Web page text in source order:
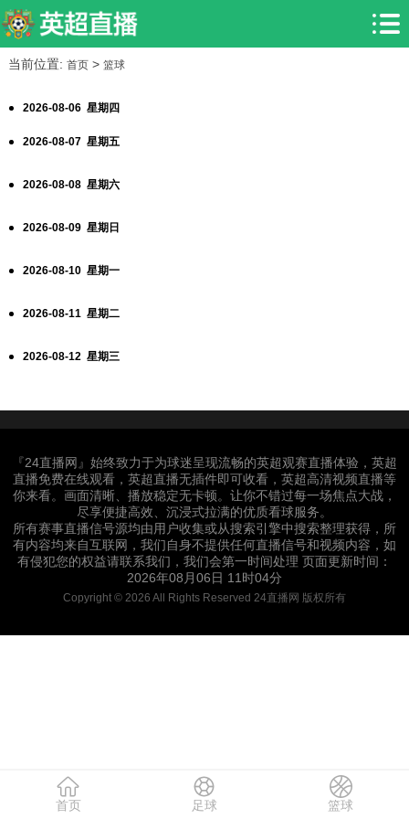
当前位置: 首页> 篮球
2026-08-06 星期四
2026-08-07 星期五
2026-08-08 星期六
2026-08-09 星期日
2026-08-10 星期一
2026-08-11 星期二
2026-08-12 星期三
『24直播网』始终致力于为球迷呈现流畅的英超观赛直播体验，英超
直播免费在线观看，英超直播无插件即可收看，英超高清视频直播等
你来看。画面清晰、播放稳定无卡顿。让你不错过每一场焦点大战，
尽享便捷高效、沉浸式拉满的优质看球服务。
所有赛事直播信号源均由用户收集或从搜索引擎中搜索整理获得，所
有内容均来自互联网，我们自身不提供任何直播信号和视频内容，如
有侵犯您的权益请联系我们，我们会第一时间处理 页面更新时间：
2026年08月06日 11时04分
Copyright © 2026 All Rights Reserved 24直播网 版权所有
首页 足球 篮球